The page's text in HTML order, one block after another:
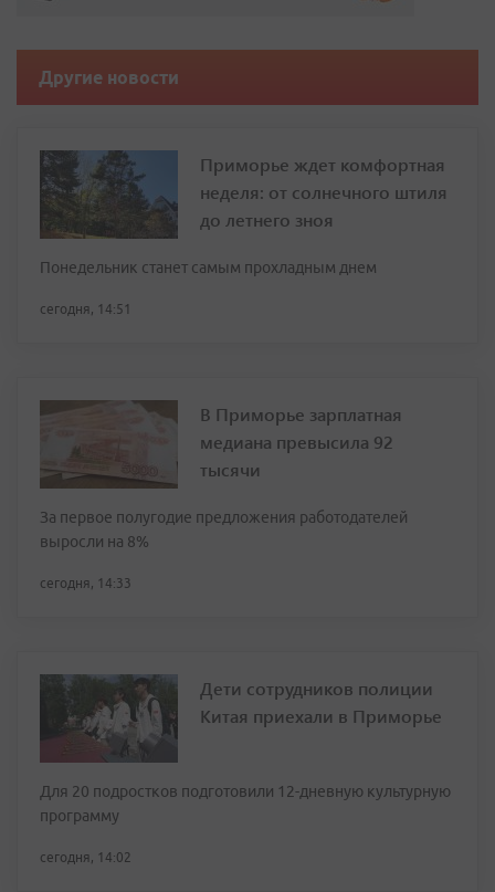
Другие новости
Приморье ждет комфортная
неделя: от солнечного штиля
до летнего зноя
Понедельник станет самым прохладным днем
сегодня, 14:51
В Приморье зарплатная
медиана превысила 92
тысячи
За первое полугодие предложения работодателей
выросли на 8%
сегодня, 14:33
Дети сотрудников полиции
Китая приехали в Приморье
Для 20 подростков подготовили 12-дневную культурную
программу
сегодня, 14:02